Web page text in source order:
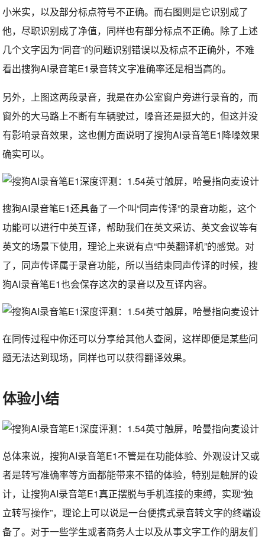
小米实，以及部分标点符号不正确。而右图则是它识别成了
他，尽职识别成了净值，同样也有部分标点不正确。除了上述
几个文字因为“同音”的问题识别错误以及标点不正确外，不难
看出搜狗AI录音笔E1录音转文字准确率还是相当高的。
另外，上图这两段录音，我是在办公室窗户旁进行录音的，而
窗外的大马路上不断有车辆驶过，噪音还是挺大的，但这并没
有影响录音效果，这也侧方面说明了搜狗AI录音笔E1降噪效果
确实可以。
搜狗AI录音笔E1还具备了一个叫“同声传译”的录音功能，这个
功能可以进行中英互译，帮助我们在英文采访、英文会议等有
英文的场景下使用，理论上来说有点“中英翻译机”的感觉。对
了，同声传译属于录音功能，所以当结束同声传译的时候，搜
狗AI录音笔E1也会保存这次的录音以及互译内容。
在同传过程中你还可以分享给其他人查阅，这样即便是某些问
题无法达到现场，同样也可以获得翻译效果。
体验小结
总体来说，搜狗AI录音笔E1不管是在功能体验、外观设计又或
者是转写准确率等方面都能带来不错的体验，特别是触屏的设
计，让搜狗AI录音笔E1真正摆脱与手机连接的束缚，实现“独
立转写操作”，理论上可以说是一台便携式录音转文字的终端设
备了。对于一些学生或者商务人士以及从事文字工作的朋友们